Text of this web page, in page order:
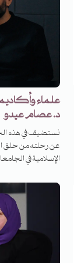
علماء
د. عصام عيدو
نستضيف في هذه
عن رحلته من حلق
الإسلامية في
المتبادلة بين
المعاصرة وفرص
يحدّثنا د. عصام
المؤسساتي ودوره
واقع المسلمين في
بنقاش موسّع حول